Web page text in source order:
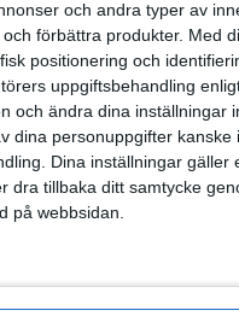
och andra typer av
förbättra produkter. Med
positionering och
uppgiftsbehandling
och ändra dina inställningar
dina personuppgifter
Dina inställningar
dra tillbaka ditt samtycke
på webbsidan.
Cupen
kl 18:00